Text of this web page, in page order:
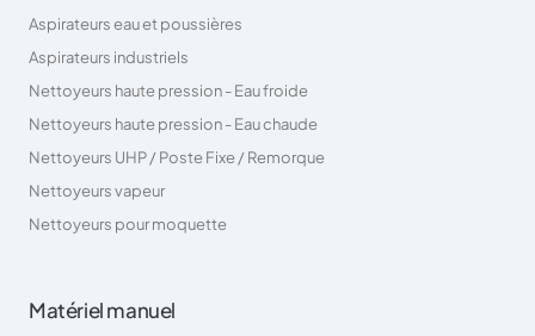
Aspirateurs eau et poussières
Aspirateurs industriels
Nettoyeurs haute pression - Eau froide
Nettoyeurs haute pression - Eau chaude
Nettoyeurs UHP / Poste Fixe / Remorque
Nettoyeurs vapeur
Nettoyeurs pour moquette
Matériel manuel